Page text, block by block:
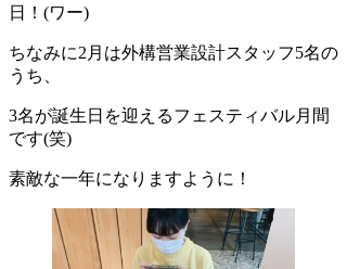
日！(ワー)
ちなみに2月は外構営業設計スタッフ5名の
うち、
3名が誕生日を迎えるフェスティバル月間
です(笑)
素敵な一年になりますように！